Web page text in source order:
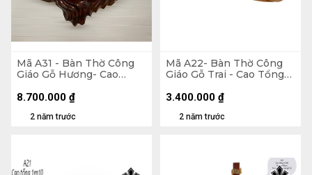
Mã A31 - Bàn Thờ Công
Giáo Gỗ Hương- Cao
Tượng Nhựa 60 (cm)
2 năm trước
8.700.000 ₫
Mã A22- Bàn Thờ Công
Giáo Gỗ Trai - Cao Tổng
2 năm trước
3.400.000 ₫